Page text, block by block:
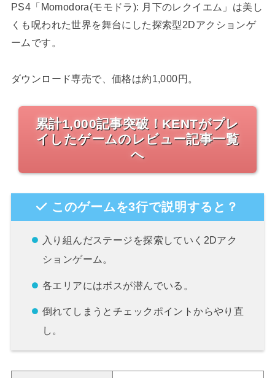
PS4「Momodora(モモドラ): 月下のレクイエム」は美し
くも呪われた世界を舞台にした探索型2Dアクションゲ
ームです。
ダウンロード専売で、価格は約1,000円。
累計1,000記事突破！KENTがプレ
イしたゲームのレビュー記事一覧
へ
このゲームを3行で説明すると？
入り組んだステージを探索していく2Dアク
ションゲーム。
各エリアにはボスが潜んでいる。
倒れてしまうとチェックポイントからやり直
し。